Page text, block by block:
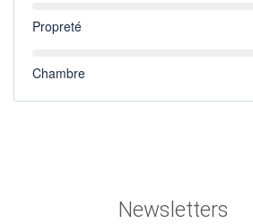
Propreté
Chambre
Newsletters